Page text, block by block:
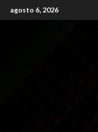
to
agosto 6, 2026